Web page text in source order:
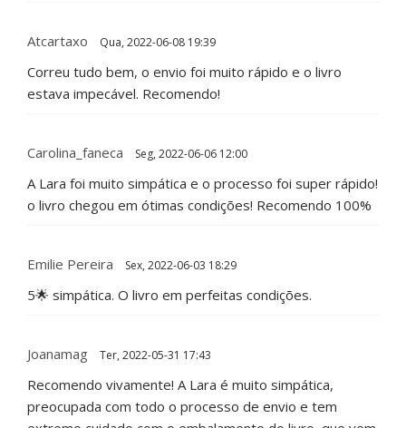
Atcartaxo Qua, 2022-06-08 19:39
Correu tudo bem, o envio foi muito rápido e o livro
estava impecável. Recomendo!
Carolina_faneca Seg, 2022-06-06 12:00
A Lara foi muito simpática e o processo foi super rápido!
o livro chegou em ótimas condições! Recomendo 100%
Emilie Pereira Sex, 2022-06-03 18:29
5🌟 simpática. O livro em perfeitas condições.
Joanamag Ter, 2022-05-31 17:43
Recomendo vivamente! A Lara é muito simpática,
preocupada com todo o processo de envio e tem